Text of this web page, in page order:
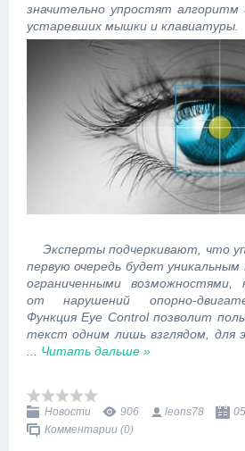
значительно упростят алгоритм
устаревших мышки и клавиатуры.
Эксперты подчеркивают, что
первую очередь будет
ограниченными
от нарушений опорно-
Функция Eye Control позволит
текст одним лишь взглядом, для
Читать дальше »
Новости 906 leons78
Комментарии (0)